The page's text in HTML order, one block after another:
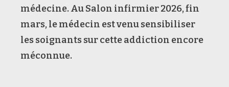
médecine. Au Salon infirmier 2026, fin
mars, le médecin est venu sensibiliser
les soignants sur cette addiction encore
méconnue.